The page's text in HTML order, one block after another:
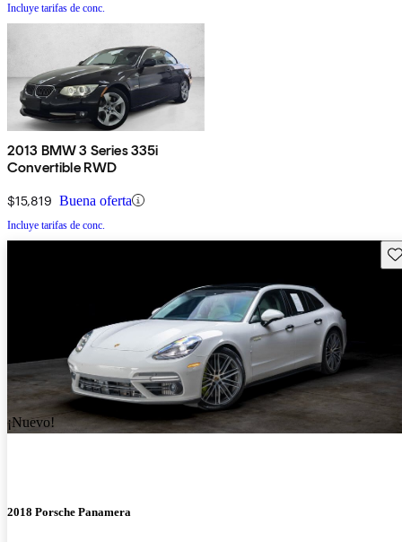
Incluye tarifas de conc.
2013 BMW 3 Series 335i
Convertible RWD
$15,819 Buena oferta
Incluye tarifas de conc.
¡Nuevo!
2018 Porsche Panamera